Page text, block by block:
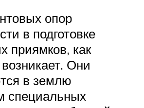
опор
в подготовке
приямков, как
Они
в землю
специальных